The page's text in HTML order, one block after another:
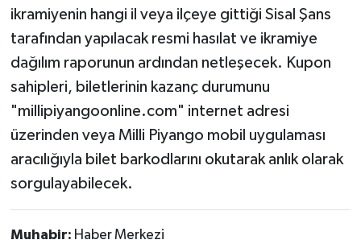
ikramiyenin hangi il veya ilçeye gittiği Sisal Şans
tarafından yapılacak resmi hasılat ve ikramiye
dağılım raporunun ardından netleşecek. Kupon
sahipleri, biletlerinin kazanç durumunu
"millipiyangoonline.com" internet adresi
üzerinden veya Milli Piyango mobil uygulaması
aracılığıyla bilet barkodlarını okutarak anlık olarak
sorgulayabilecek.
Muhabir: Haber Merkezi